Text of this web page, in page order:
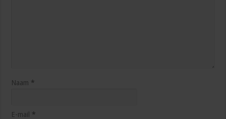
Naam *
E-mail *